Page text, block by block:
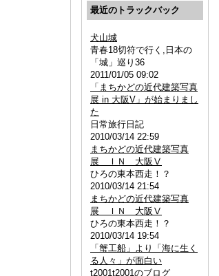
最近のトラックバック
犬山城
青春18切符で行く,日本の
「城」巡り36
2011/01/05 09:02
「まちかどの近代建築写真
展 in 大阪V」が始まりまし
た
日常旅行日記
2010/03/14 22:59
まちかどの近代建築写真
展 ＩＮ 大阪Ⅴ
ひろの東本西走！？
2010/03/14 21:54
まちかどの近代建築写真
展 ＩＮ 大阪Ⅴ
ひろの東本西走！？
2010/03/14 19:54
「蟹工船」より「海に生く
る人々」が面白い
t2001t2001のブログ